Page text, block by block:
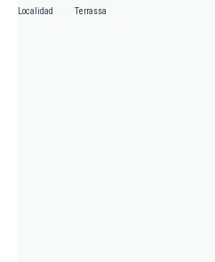
Localidad Terrassa